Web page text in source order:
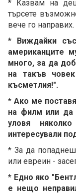
* Казвам на
търсете
вече го направих.
* Виждайки
американците
много, за да
на такъв
късметлия!".
* Ако ме
на филм или да
уловя
интересували
* За да
или евреин -
* Едно яко
е нещо